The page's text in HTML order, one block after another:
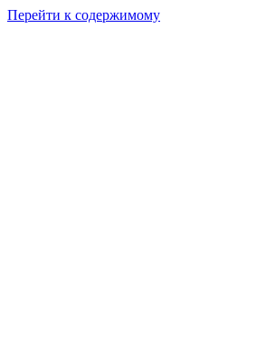
Перейти к содержимому